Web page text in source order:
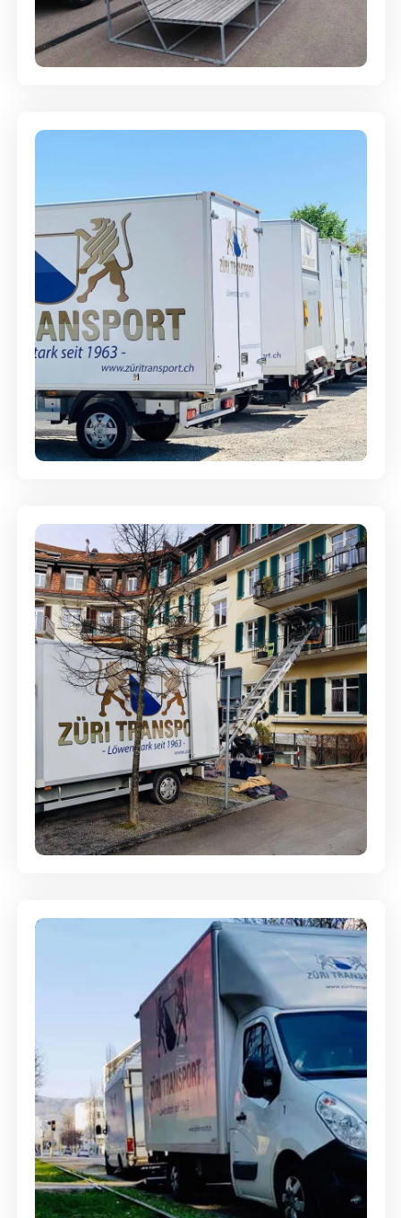
Umzugsreinigung - mit
Abgabegarantie
Möbellagerung - Alles sicher
aufbewahrt
Entsorgung & Räumung